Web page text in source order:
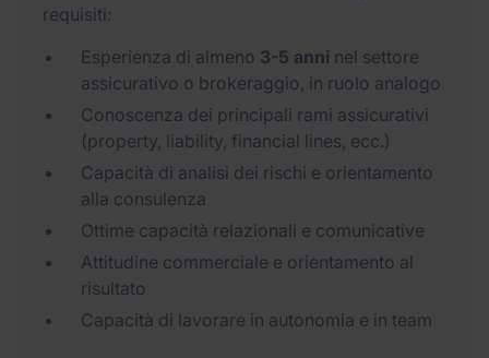
requisiti:
Esperienza di almeno 3-5 anni nel settore
assicurativo o brokeraggio, in ruolo analogo
Conoscenza dei principali rami assicurativi
(property, liability, financial lines, ecc.)
Capacità di analisi dei rischi e orientamento
alla consulenza
Ottime capacità relazionali e comunicative
Attitudine commerciale e orientamento al
risultato
Capacità di lavorare in autonomia e in team